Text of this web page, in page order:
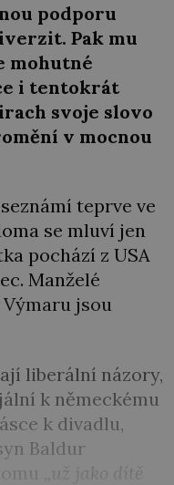
podporu
Pak mu
mohutné
i tentokrát
svoje slovo
v mocnou
teprve ve
se mluví jen
pochází z USA
Manželé
jsou
liberální názory,
k německému
k divadlu,
Baldur
„už jako dítě